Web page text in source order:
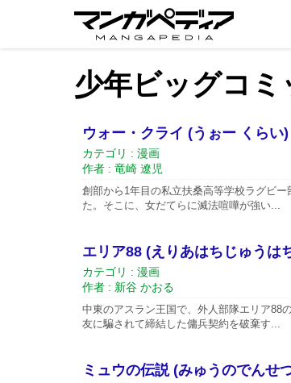
少年ビッグコ
ウォー・クライ (うぉー くらい)
カテゴリ : 漫画
作者 : 竜崎 遼児
創部から1年目の私立扶桑高等学校ラグビ
た。そこに、女だてらに滅法喧嘩が強い...
エリア88 (えりあはちじゅうは
カテゴリ : 漫画
作者 : 新谷 かおる
中東のアスラン王国で、外人部隊エリア88
友に騙されて締結した傭兵契約を破棄す...
ミュウの伝説 (みゅうのでんせ